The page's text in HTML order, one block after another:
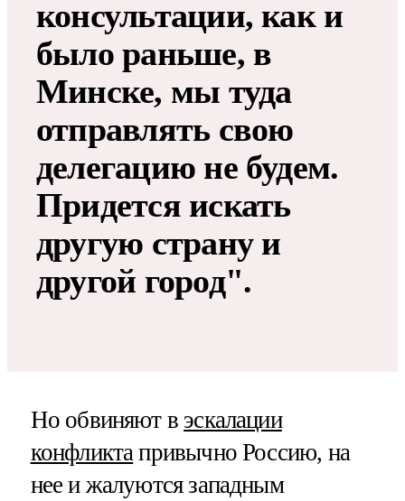
консультации, как и
было раньше, в
Минске, мы туда
отправлять свою
делегацию не будем.
Придется искать
другую страну и
другой город".
Но обвиняют в эскалации
конфликта привычно Россию, на
нее и жалуются западным